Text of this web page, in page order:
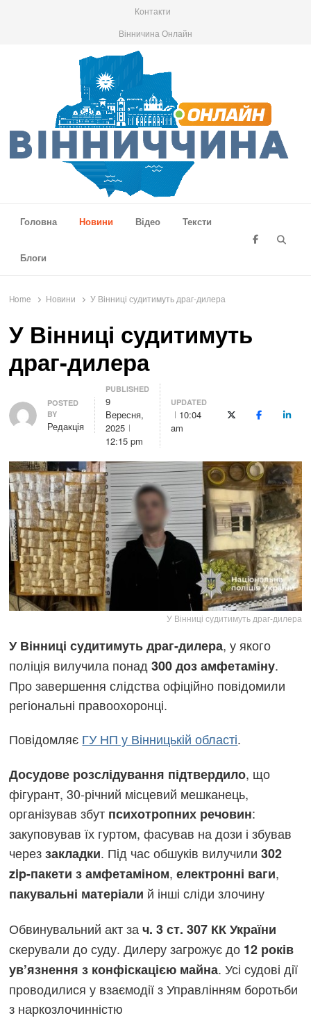
Контакти
Вінничина Онлайн
Головна
Новини Відео Тексти
Блоги
Home Новини У Вінниці судитимуть драг-дилера
У Вінниці судитимуть
драг-дилера
Author
POSTED
BY
Редакція
PUBLISHED
9
Вересня,
2025
12:15 pm
UPDATED
10:04
am
X (Twitter)Facebook
У Вінниці судитимуть драг-дилера
У Вінниці судитимуть драг-дилера, у якого
поліція вилучила понад300 доз амфетаміну.
Про завершення слідства офіційно повідомили
регіональні правоохоронці.
Повідомляє ГУ НП у Вінницькій області.
Досудове розслідування підтвердило, що
фігурант, 30-річний місцевий мешканець,
організував збут психотропних речовин:
закуповував їх гуртом, фасував на дози і збував
череззакладки. Під час обшуків вилучили302
zip-пакети з амфетаміном,електронні ваги,
пакувальні матеріали й інші сліди злочину
Обвинувальний акт зач. 3 ст. 307 КК України
скерували до суду. Дилеру загрожує до 12 років
ув’язнення з конфіскацією майна. Усі судові дії
проводилися у взаємодії з Управлінням боротьби
з наркозлочинністю